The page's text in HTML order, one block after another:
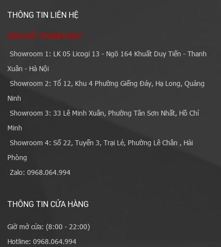
THÔNG TIN LIÊN HỆ
SÀN GỖ THÀNH ĐẠT
Showroom 1: LK 05 Licogi 13 - Ngõ 164 Khuất Duy Tiến - Thanh
Xuân - Hà Nội
Showroom 2: Tổ 12, Khu 4 Phường Giếng Đáy, Hạ Long, Quảng
Ninh
Showroom 3: 33 Lê Minh Xuân, Phường Tân Sơn Nhất, Hồ Chí
Minh
Showroom 4: Số 22, Tuyến 3, Trại Lẻ, Phường Lê Chân , Hải
Phòng
Zalo: 0968.064.994
THÔNG TIN CỬA HÀNG
Giờ mở cửa: (8:00 - 22:00)
Hotline: 0968.064.994